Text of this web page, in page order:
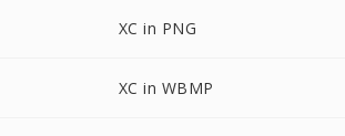
XC in PNG
XC in WBMP